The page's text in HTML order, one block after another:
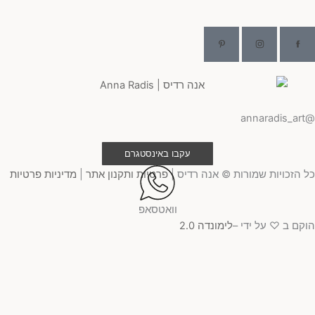
@annaradis_art
עקבו באינסטגרם
כל הזכויות שמורות © אנה רדיס |פרטיות ותקנון אתר מדיניות פרטיות
הוקם ב ♡ על ידי –לימונדה 2.0
וואטסאפ